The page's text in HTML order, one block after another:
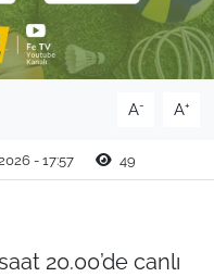
A- A+
- 17:57 49
20.00’de canlı